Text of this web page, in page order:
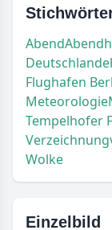
Abend
Deutschland
Flughafen
Meteorologie
Tempelhofer
Verzeichnung
Wolke
Einzelbild